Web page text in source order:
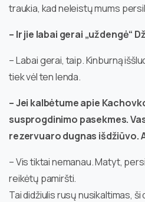
traukia, kad neleistų mums
– Ir jie labai gerai „uždengė“
– Labai gerai, taip. Kinburną
tiek vėl ten lenda.
– Jei kalbėtume apie
susprogdinimo pasekmes.
rezervuaro dugnas išdžiūvo.
– Vis tiktai nemanau. Matyt,
reikėtų pamiršti.
Tai didžiulis rusų nusikaltimas,